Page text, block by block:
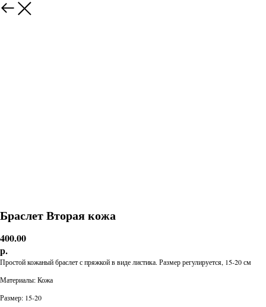
Браслет Вторая кожа
400.00
р.
Простой кожаный браслет с пряжкой в виде листика. Размер регулируется, 15-20 см
Материалы: Кожа
Размер: 15-20